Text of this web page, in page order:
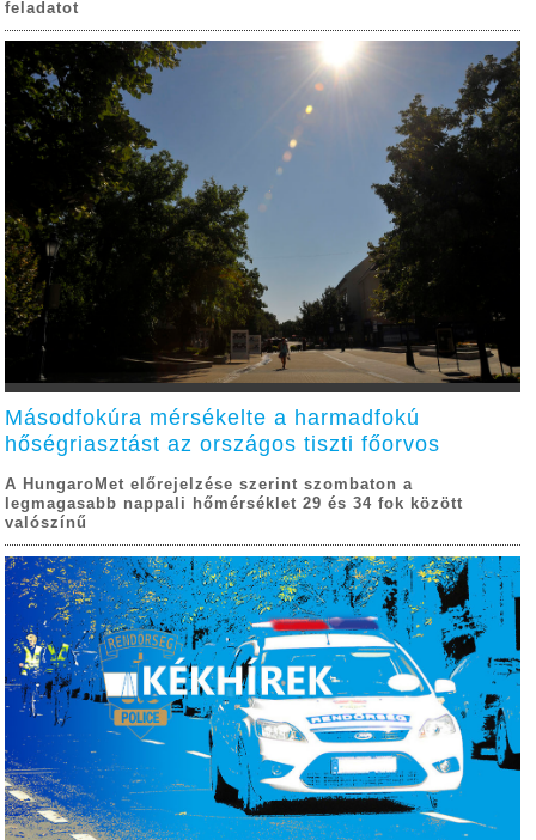
feladatot
Másodfokúra mérsékelte a harmadfokú
hőségriasztást az országos tiszti főorvos
A HungaroMet előrejelzése szerint szombaton a
legmagasabb nappali hőmérséklet 29 és 34 fok között
valószínű